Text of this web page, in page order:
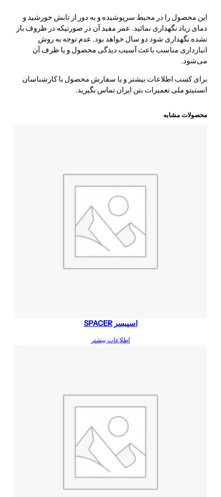
این محصول را در محیط سرپوشیده و به دور از تابش خورشید و
دمای زیاد نگهداری نمائید. عمر مفید آن در صورتیکه در ظروف باز
نشده نگهداری شود دو سال خواهد بود. عدم توجه به روش
انبارداری مناسب باعث آسیب دیدگی محصول و یا ظرف آن
می‌شود.
برای کسب اطلاعات بیشتر و یا سفارش محصول با کارشناسان
انستیتو ملی تعمیرات بتن ایران تماس بگیرید.
محصولات مشابه
اسپیسر SPACER
اطلاعات بیشتر